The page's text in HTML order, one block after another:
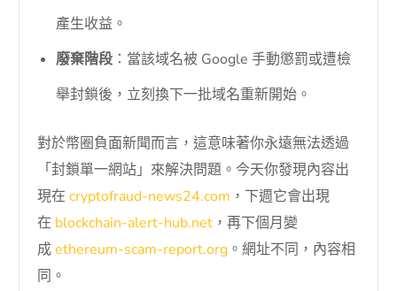
產生收益。
廢棄階段 ：當該域名被 Google 手動懲罰或遭檢
舉封鎖後，立刻換下一批域名重新開始。
對於幣圈負面新聞而言，這意味著你永遠無法透過
「封鎖單一網站」來解決問題。今天你發現內容出
現在cryptofraud-news24.com ，下週它會出現
在 blockchain-alert-hub.net ，再下個月變
成ethereum-scam-report.org 。網址不同，內容相
同。